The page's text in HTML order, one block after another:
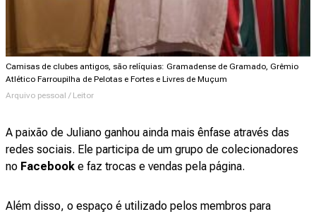
Camisas de clubes antigos, são relíquias: Gramadense de Gramado, Grêmio
Atlético Farroupilha de Pelotas e Fortes e Livres de Muçum
Arquivo pessoal / Leitor
A paixão de Juliano ganhou ainda mais ênfase através das
redes sociais. Ele participa de um grupo de colecionadores
no Facebook e faz trocas e vendas pela página.
Além disso, o espaço é utilizado pelos membros para